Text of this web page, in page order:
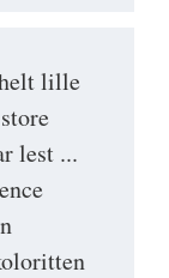
lille
lest ...